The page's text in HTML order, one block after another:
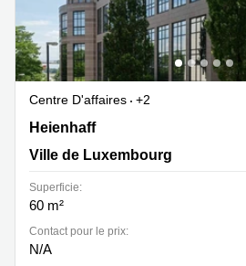
Centre D'affaires
+2
Heienhaff 5, Ville de Luxembourg
Heienhaff
Ville de Luxembourg
Superficie:
60 m²
Contact pour le prix:
N/A